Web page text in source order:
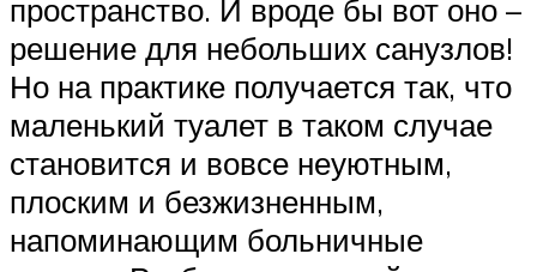
пространство. И вроде бы вот оно –
решение для небольших санузлов!
Но на практике получается так, что
маленький туалет в таком случае
становится и вовсе неуютным,
плоским и безжизненным,
напоминающим больничные